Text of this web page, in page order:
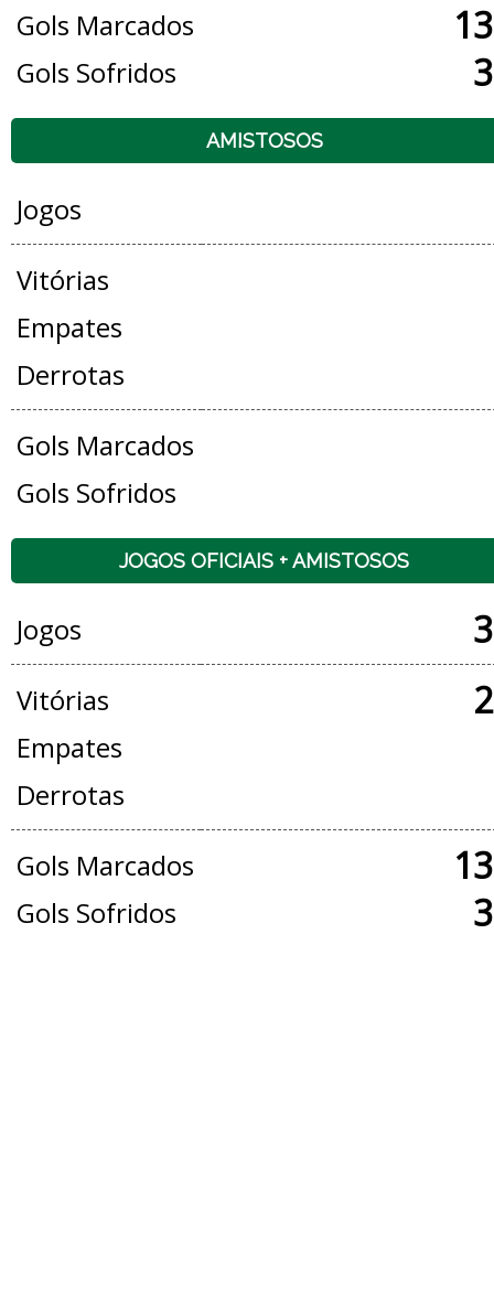
Gols Marcados
Gols Sofridos
AMISTOSOS
Jogos
Vitórias
Empates
Derrotas
Gols Marcados
Gols Sofridos
JOGOS OFICIAIS + AMISTOSOS
Jogos
Vitórias
Empates
Derrotas
Gols Marcados
Gols Sofridos